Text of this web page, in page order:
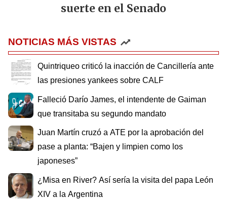
suerte en el Senado
NOTICIAS MÁS VISTAS
Quintriqueo criticó la inacción de Cancillería ante
las presiones yankees sobre CALF
Falleció Darío James, el intendente de Gaiman
que transitaba su segundo mandato
Juan Martín cruzó a ATE por la aprobación del
pase a planta: “Bajen y limpien como los
japoneses”
¿Misa en River? Así sería la visita del papa León
XIV a la Argentina